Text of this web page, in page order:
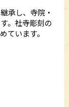
承し、寺院・
。社寺彫刻の
ています。